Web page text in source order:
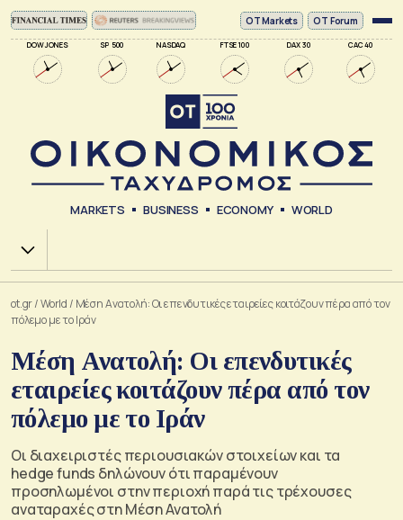
DOW JONES SP 500 NASDAQ FTSE 100 DAX 30 CAC 40
ΟΤ Markets OT Forum
MARKETS BUSINESS ECONOMY WORLD
Χ.Α.
ot.gr/World / Μέση Ανατολή: Οι επενδυτικές εταιρείες κοιτάζουν πέρα από τον
πόλεμο με το Ιράν
Μέση Ανατολή: Οι επενδυτικές
εταιρείες κοιτάζουν πέρα από τον
πόλεμο με το Ιράν
Οι διαχειριστές περιουσιακών στοιχείων και τα
hedge funds δηλώνουν ότι παραμένουν
προσηλωμένοι στην περιοχή παρά τις τρέχουσες
αναταραχές στη Μέση Ανατολή